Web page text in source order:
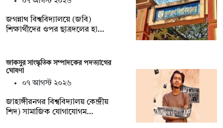
জগন্নাথ বিশ্ববিদ্যালয়ে (জবি)
শিক্ষার্থীদের ওপর ছাত্রদলের হা…
জাকসুর সাংস্কৃতিক সম্পাদকের পদত্যাগের
ঘোষণা
০৭ আগস্ট ২০২৬
‎জাহাঙ্গীরনগর বিশ্ববিদ্যালয় কেন্দ্রীয়
শিদ) সামাজিক যোগাযোগম…